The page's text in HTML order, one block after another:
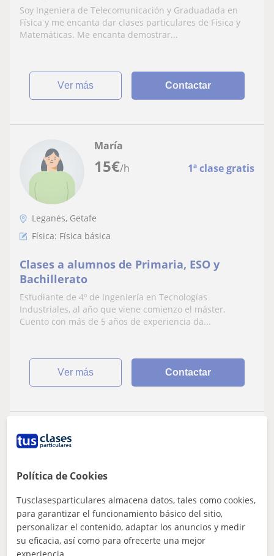
Soy Ingeniera de Telecomunicación y Graduadada en
Física y me encanta dar clases particulares de Física y
Matemáticas. Me encanta demostrar...
ver más Contactar
15€/h 1ª clase gratis
María
Leganés, Getafe
Física: Física básica
Clases a alumnos de Primaria, ESO y
Bachillerato
Estudiante de 4º de Ingeniería en Tecnologías
Industriales, al año que viene comienzo el máster.
Cuento con más de 5 años de experiencia da...
ver más Contactar
26
Madrid Ciudad, Fuenlabrada, G...
Física: Física básica, Física Nuclear y de partículas,
Astrofísica
Política de Cookies
Tusclasesparticulares almacena datos, tales como cookies,
para garantizar el funcionamiento básico del sitio,
personalizar el contenido, adaptar los anuncios y medir
su eficacia, así como para ofrecerte una mejor
experiencia.